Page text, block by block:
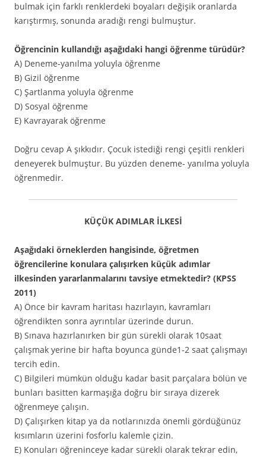
bulmak için farklı renklerdeki boyaları değişik oranlarda
karıştırmış, sonunda aradığı rengi bulmuştur.
Öğrencinin kullandığı aşağıdaki hangi öğrenme türüdür?
A) Deneme-yanılma yoluyla öğrenme
B) Gizil öğrenme
C) Şartlanma yoluyla öğrenme
D) Sosyal öğrenme
E) Kavrayarak öğrenme
Doğru cevap A şıkkıdır. Çocuk istediği rengi çeşitli renkleri
deneyerek bulmuştur. Bu yüzden deneme- yanılma yoluyla
öğrenmedir.
KÜÇÜK ADIMLAR İLKESİ
Aşağıdaki örneklerden hangisinde, öğretmen
öğrencilerine konulara çalışırken küçük adımlar
ilkesinden yararlanmalarını tavsiye etmektedir? (KPSS
2011)
A) Önce bir kavram haritası hazırlayın, kavramları
öğrendikten sonra ayrıntılar üzerinde durun.
B) Sınava hazırlanırken bir gün sürekli olarak 10saat
çalışmak yerine bir hafta boyunca günde1-2 saat çalışmayı
tercih edin.
C) Bilgileri mümkün olduğu kadar basit parçalara bölün ve
bunları basitten karmaşığa doğru bir sıraya dizerek
öğrenmeye çalışın.
D) Çalışırken kitap ya da notlarınızda önemli gördüğünüz
kısımların üzerini fosforlu kalemle çizin.
E) Konuları öğreninceye kadar sürekli olarak tekrar edin,